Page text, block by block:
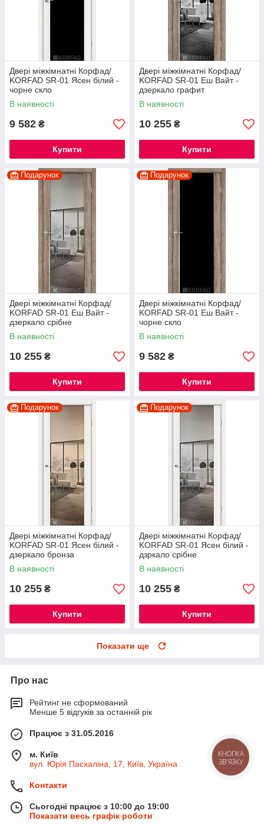
Двері міжкімнатні Корфад/
KORFAD SR-01 Ясен білий -
чорне скло
В наявності
9 582 ₴
Купити
Двері міжкімнатні Корфад/
KORFAD SR-01 Еш Вайт -
дзеркало графит
В наявності
10 255 ₴
Купити
Подарунок
Двері міжкімнатні Корфад/
KORFAD SR-01 Еш Вайт -
дзеркало срібне
В наявності
10 255 ₴
Купити
Подарунок
Двері міжкімнатні Корфад/
KORFAD SR-01 Еш Вайт -
чорне скло
В наявності
9 582 ₴
Купити
Подарунок
Двері міжкімнатні Корфад/
KORFAD SR-01 Ясен білий -
дзеркало бронза
В наявності
10 255 ₴
Купити
Подарунок
Двері міжкімнатні Корфад/
KORFAD SR-01 Ясен білий -
дзркало срібне
В наявності
10 255 ₴
Купити
Показати ще
Про нас
Рейтинг не сформований
Менше 5 відгуків за останній рік
Працює з 31.05.2016
м. Київ
вул. Юрія Пасхаліна, 17, Київ, Україна
Контакти
Сьогодні працює з 10:00 до 19:00
Показати весь графік роботи
КНОПКА
ЗВ'ЯЗКУ